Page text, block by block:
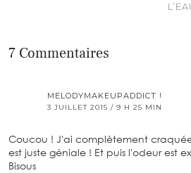
7 Commentaires
MELODYMAKEUPADDICT !
3 JUILLET 2015 / 9 H 25 MIN
Coucou ! J'ai complètement
est juste géniale ! Et puis l'odeur est
Bisous